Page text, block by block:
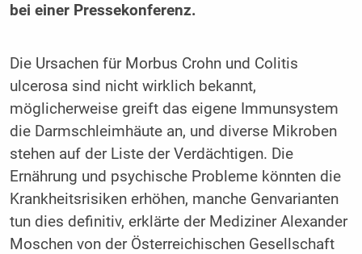
bei einer Pressekonferenz.
Die Ursachen für Morbus Crohn und Colitis
ulcerosa sind nicht wirklich bekannt,
möglicherweise greift das eigene Immunsystem
die Darmschleimhäute an, und diverse Mikroben
stehen auf der Liste der Verdächtigen. Die
Ernährung und psychische Probleme könnten die
Krankheitsrisiken erhöhen, manche Genvarianten
tun dies definitiv, erklärte der Mediziner Alexander
Moschen von der Österreichischen Gesellschaft